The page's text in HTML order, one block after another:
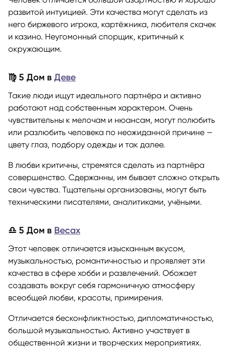
развитой интуицией. Эти качества могут сделать из
него биржевого игрока, картёжника, любителя скачек
и казино. Неугомонный спорщик, критичный к
окружающим.
♍ 5 Дом в Деве
Такие люди ищут идеального партнёра и активно
работают над собственным характером. Очень
чувствительны к мелочам и нюансам, могут полюбить
или разлюбить человека по неожиданной причине —
цвету глаз, подбору одежды и так далее.
В любви критичны, стремятся сделать из партнёра
совершенство. Сдержанны, им бывает сложно открыть
свои чувства. Тщательны организованы, могут быть
техническими писателями, аналитиками, учёными.
♎ 5 Дом в Весах
Этот человек отличается изысканным вкусом,
музыкальностью, романтичностью и проявляет эти
качества в сфере хобби и развлечений. Обожает
создавать вокруг себя гармоничную атмосферу
всеобщей любви, красоты, примирения.
Отличается бесконфликтностью, дипломатичностью,
большой музыкальностью. Активно участвует в
общественной жизни и творческих мероприятиях.